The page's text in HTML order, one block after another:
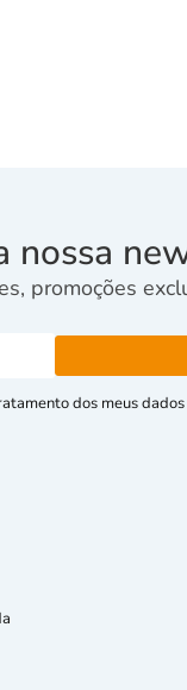
nossa
promoções
dos meus